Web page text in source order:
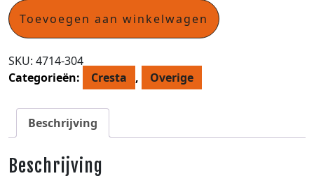
Toevoegen aan winkelwagen
SKU: 4714-304
Categorieën:
Cresta , Overige
Beschrijving
Beschrijving